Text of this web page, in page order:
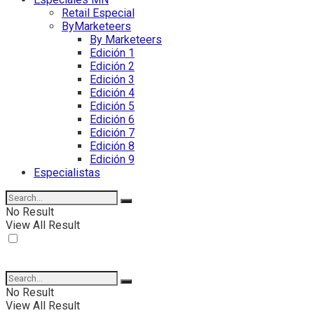
Retail Especial
ByMarketeers
By Marketeers
Edición 1
Edición 2
Edición 3
Edición 4
Edición 5
Edición 6
Edición 7
Edición 8
Edición 9
Especialistas
No Result
View All Result
No Result
View All Result